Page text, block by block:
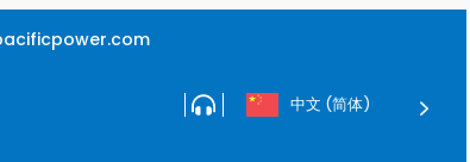
中文 (简体)